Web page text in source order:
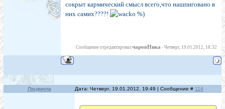
сокрыт кармический смысл всего,что нашпиговано в
них самих????!
%)
Сообщение отредактировал чаровНика - Четверг, 19.01.2012, 18:32
Людмила Дата: Четверг, 19.01.2012, 19:49 | Сообщение # 114